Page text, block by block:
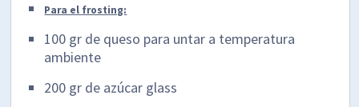
Para el frosting:
100 gr de queso para untar a temperatura
ambiente
200 gr de azúcar glass